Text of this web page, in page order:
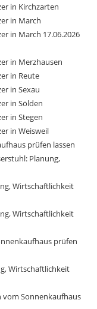
in Kirchzarten
in March
in March 17.06.2026
in Merzhausen
in Reute
in Sexau
in Sölden
in Stegen
in Weisweil
prüfen lassen
Planung,
Wirtschaftlichkeit
Wirtschaftlichkeit
prüfen
Wirtschaftlichkeit
vom Sonnenkaufhaus